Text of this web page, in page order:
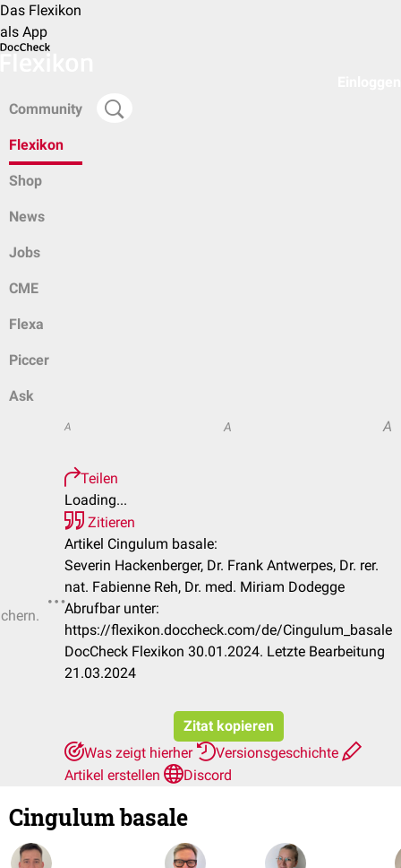
Das Flexikon
als App
Community
Flexikon
Shop
News
Jobs
CME
Flexa
Piccer
Ask
A A A
Teilen
Loading...
Zitieren
Artikel Cingulum basale:
Severin Hackenberger, Dr. Frank Antwerpes, Dr. rer.
nat. Fabienne Reh, Dr. med. Miriam Dodegge
Abrufbar unter:
https://flexikon.doccheck.com/de/Cingulum_basale
DocCheck Flexikon 30.01.2024. Letzte Bearbeitung
21.03.2024
Zitat kopieren
Was zeigt hierher
Versionsgeschichte
Artikel erstellen
Discord
Cingulum basale